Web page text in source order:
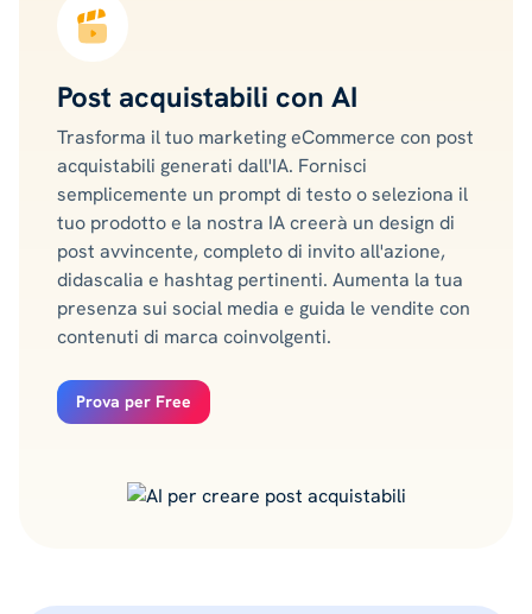
Post acquistabili con AI
Trasforma il tuo marketing eCommerce con post
acquistabili generati dall'IA. Fornisci
semplicemente un prompt di testo o seleziona il
tuo prodotto e la nostra IA creerà un design di
post avvincente, completo di invito all'azione,
didascalia e hashtag pertinenti. Aumenta la tua
presenza sui social media e guida le vendite con
contenuti di marca coinvolgenti.
Prova per Free